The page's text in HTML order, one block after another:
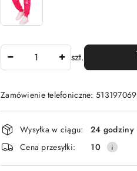
szt.
Zamówienie telefoniczne: 513197069
Dostępność
i
dostawa
Wysyłka w ciągu:
24 godziny
Cena przesyłki:
10